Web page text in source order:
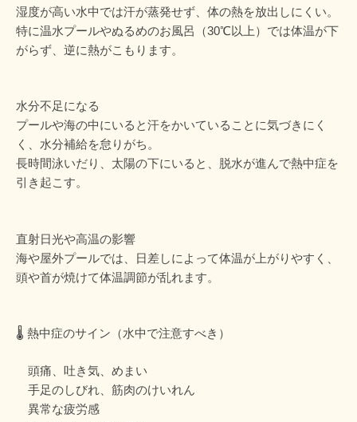
湿度が高い水中では汗が蒸発せず、体の熱を放出しにくい。
特に温水プールやぬるめのお風呂（30℃以上）では体温が下
がらず、逆に熱がこもります。
水分不足になる
プールや海の中にいると汗をかいていることに気づきにく
く、水分補給を怠りがち。
長時間泳いだり、太陽の下にいると、脱水が進んで熱中症を
引き起こす。
直射日光や高温の影響
海や屋外プールでは、日差しによって体温が上がりやすく、
頭や首が焼けて体温調節が乱れます。
🌡️ 熱中症のサイン（水中で注意すべき）
頭痛、吐き気、めまい
手足のしびれ、筋肉のけいれん
異常な疲労感